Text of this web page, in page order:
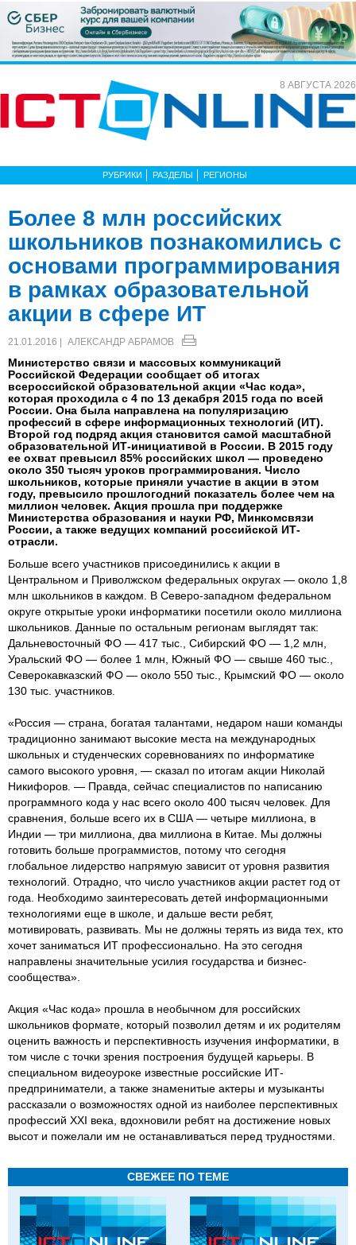
8 АВГУСТА 2026
РУБРИКИ РАЗДЕЛЫ РЕГИОНЫ
Более 8 млн российских
школьников познакомились с
основами программирования
в рамках образовательной
акции в сфере ИТ
21.01.2016 | АЛЕКСАНДР АБРАМОВ
Министерство связи и массовых коммуникаций
Российской Федерации сообщает об итогах
всероссийской образовательной акции «Час кода»,
которая проходила с 4 по 13 декабря 2015 года по всей
России. Она была направлена на популяризацию
профессий в сфере информационных технологий (ИТ).
Второй год подряд акция становится самой масштабной
образовательной ИТ-инициативой в России. В 2015 году
ее охват превысил 85% российских школ — проведено
около 350 тысяч уроков программирования. Число
школьников, которые приняли участие в акции в этом
году, превысило прошлогодний показатель более чем на
миллион человек. Акция прошла при поддержке
Министерства образования и науки РФ, Минкомсвязи
России, а также ведущих компаний российской ИТ-
отрасли.
Больше всего участников присоединились к акции в
Центральном и Приволжском федеральных округах — около 1,8
млн школьников в каждом. В Северо-западном федеральном
округе открытые уроки информатики посетили около миллиона
школьников. Данные по остальным регионам выглядят так:
Дальневосточный ФО — 417 тыс., Сибирский ФО — 1,2 млн,
Уральский ФО — более 1 млн, Южный ФО — свыше 460 тыс.,
Северокавказский ФО — около 550 тыс., Крымский ФО — около
130 тыс. участников.
«Россия — страна, богатая талантами, недаром наши команды
традиционно занимают высокие места на международных
школьных и студенческих соревнованиях по информатике
самого высокого уровня, — сказал по итогам акции Николай
Никифоров. — Правда, сейчас специалистов по написанию
программного кода у нас всего около 400 тысяч человек. Для
сравнения, больше всего их в США — четыре миллиона, в
Индии — три миллиона, два миллиона в Китае. Мы должны
готовить больше программистов, потому что сегодня
глобальное лидерство напрямую зависит от уровня развития
технологий. Отрадно, что число участников акции растет год от
года. Необходимо заинтересовать детей информационными
технологиями еще в школе, и дальше вести ребят,
мотивировать, развивать. Мы не должны терять из вида тех, кто
хочет заниматься ИТ профессионально. На это сегодня
направлены значительные усилия государства и бизнес-
сообщества».
Акция «Час кода» прошла в необычном для российских
школьников формате, который позволил детям и их родителям
оценить важность и перспективность изучения информатики, в
том числе с точки зрения построения будущей карьеры. В
специальном видеоуроке известные российские ИТ-
предприниматели, а также знаменитые актеры и музыканты
рассказали о возможностях одной из наиболее перспективных
профессий ХХI века, вдохновили ребят на достижение новых
высот и пожелали им не останавливаться перед трудностями.
СВЕЖЕЕ ПО ТЕМЕ